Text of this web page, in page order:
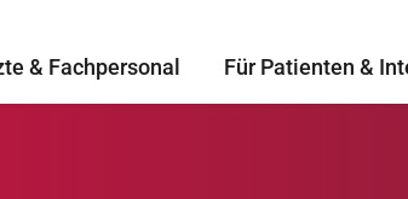
& Fachpersonal Für Patienten &